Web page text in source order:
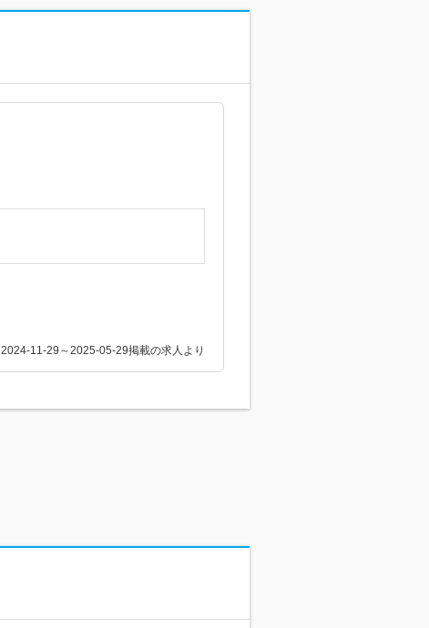
2024-11-29～2025-05-29掲載の求人より